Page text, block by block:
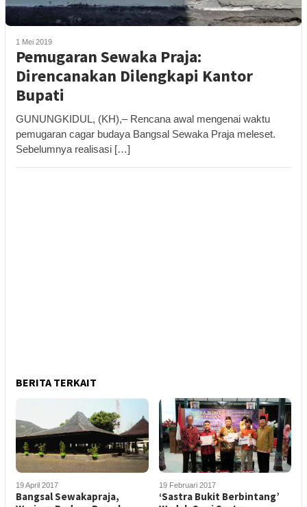
1 Mei 2019
Pemugaran Sewaka Praja:
Direncanakan Dilengkapi Kantor
Bupati
GUNUNGKIDUL, (KH),– Rencana awal mengenai waktu
pemugaran cagar budaya Bangsal Sewaka Praja meleset.
Sebelumnya realisasi […]
BERITA TERKAIT
19 April 2017
Bangsal Sewakapraja,
19 Februari 2017
‘Sastra Bukit Berbintang’